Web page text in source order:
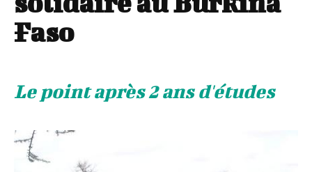
Faso
Le point après 2 ans d'études